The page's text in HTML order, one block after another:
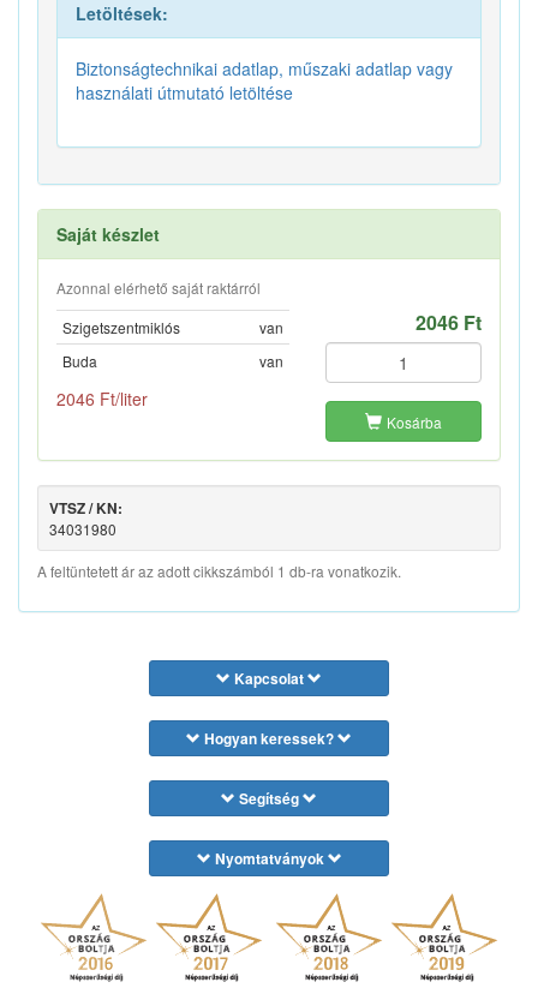
Letöltések:
Biztonságtechnikai adatlap, műszaki adatlap vagy
használati útmutató letöltése
Saját készlet
Azonnal elérhető saját raktárról
Szigetszentmiklós
van
Buda
van
2046 Ft/liter
2046 Ft
Kosárba
VTSZ / KN:
34031980
A feltüntetett ár az adott cikkszámból 1 db-ra vonatkozik.
Kapcsolat
Hogyan keressek?
Segítség
Nyomtatványok